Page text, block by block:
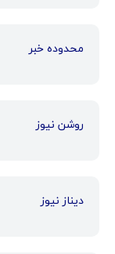
محدوده خبر
روشن نیوز
دیناز نیوز